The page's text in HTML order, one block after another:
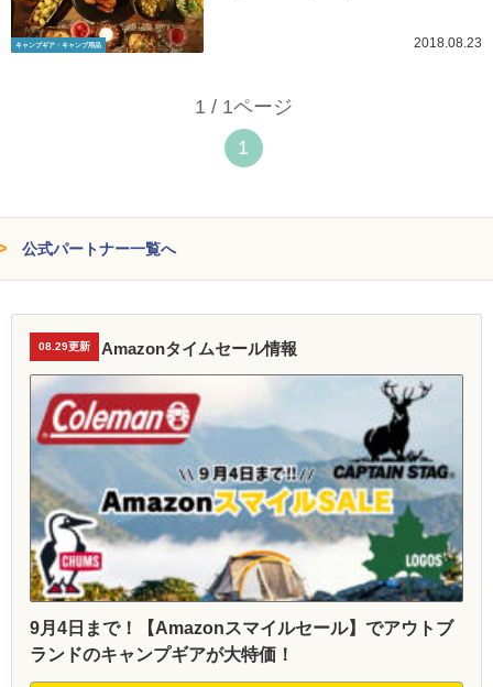
キャンプギア・キャンプ用品 2018.08.23
1 / 1ページ
1
公式パートナー一覧へ
08.29更新 Amazonタイムセール情報
9月4日まで！【Amazonスマイルセール】でアウトブ
ランドのキャンプギアが大特価！